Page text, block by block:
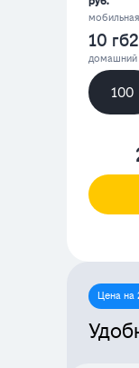
10 гб
домашний
100
Цена на